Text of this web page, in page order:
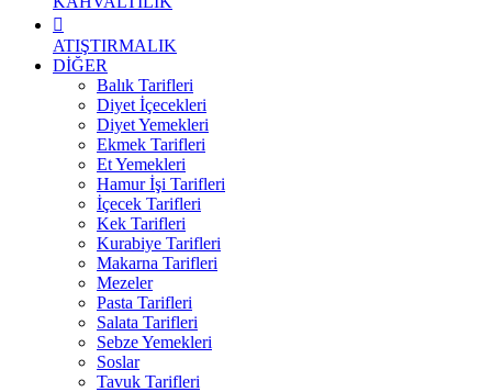
ATIŞTIRMALIK
DİĞER
Balık Tarifleri
Diyet İçecekleri
Diyet Yemekleri
Ekmek Tarifleri
Et Yemekleri
Hamur İşi Tarifleri
İçecek Tarifleri
Kek Tarifleri
Kurabiye Tarifleri
Makarna Tarifleri
Mezeler
Pasta Tarifleri
Salata Tarifleri
Sebze Yemekleri
Soslar
Tavuk Tarifleri